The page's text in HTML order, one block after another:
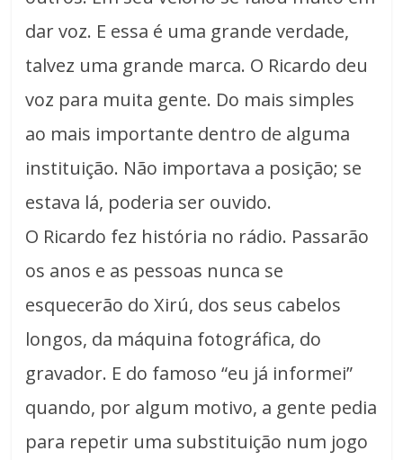
dar voz. E essa é uma grande verdade,
talvez uma grande marca. O Ricardo deu
voz para muita gente. Do mais simples
ao mais importante dentro de alguma
instituição. Não importava a posição; se
estava lá, poderia ser ouvido.
O Ricardo fez história no rádio. Passarão
os anos e as pessoas nunca se
esquecerão do Xirú, dos seus cabelos
longos, da máquina fotográfica, do
gravador. E do famoso “eu já informei”
quando, por algum motivo, a gente pedia
para repetir uma substituição num jogo